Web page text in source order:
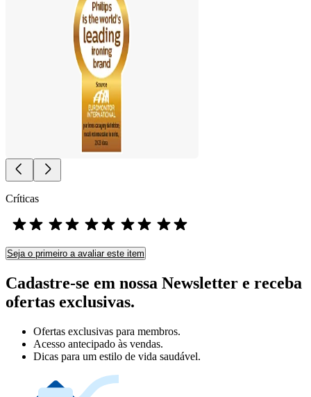
Críticas
Seja o primeiro a avaliar este item
Cadastre-se em nossa Newsletter e receba
ofertas exclusivas.
Ofertas exclusivas para membros.
Acesso antecipado às vendas.
Dicas para um estilo de vida saudável.